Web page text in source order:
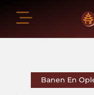
Banen En